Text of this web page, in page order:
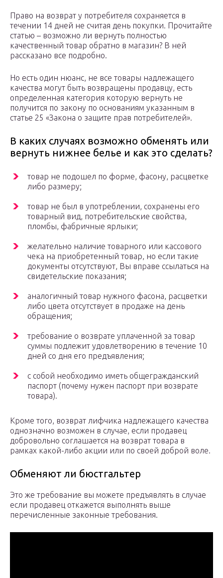
Право на возврат у потребителя сохраняется в
течении 14 дней не считая день покупки. Прочитайте
статью – возможно ли вернуть полностью
качественный товар обратно в магазин? В ней
рассказано все подробно.
Но есть один нюанс, не все товары надлежащего
качества могут быть возвращены продавцу, есть
определенная категория которую вернуть не
получится по закону по основаниям указанным в
статье 25 «Закона о защите прав потребителей».
В каких случаях возможно обменять или
вернуть нижнее белье и как это сделать?
товар не подошел по форме, фасону, расцветке
либо размеру;
товар не был в употреблении, сохранены его
товарный вид, потребительские свойства,
пломбы, фабричные ярлыки;
желательно наличие товарного или кассового
чека на приобретенный товар, но если такие
документы отсутствуют, Вы вправе ссылаться на
свидетельские показания;
аналогичный товар нужного фасона, расцветки
либо цвета отсутствует в продаже на день
обращения;
требование о возврате уплаченной за товар
суммы подлежит удовлетворению в течение 10
дней со дня его предъявления;
с собой необходимо иметь общегражданский
паспорт (почему нужен паспорт при возврате
товара).
Кроме того, возврат лифчика надлежащего качества
однозначно возможен в случае, если продавец
добровольно соглашается на возврат товара в
рамках какой-либо акции или по своей доброй воле.
Обменяют ли бюстгальтер
Это же требование вы можете предъявлять в случае
если продавец откажется выполнять выше
перечисленные законные требования.